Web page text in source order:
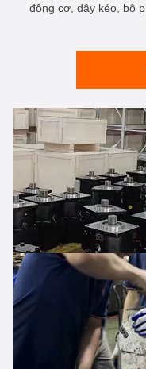
động cơ, dây kéo, bộ